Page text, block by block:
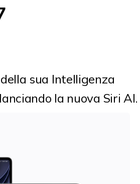
sua Intelligenza
la nuova Siri AI.